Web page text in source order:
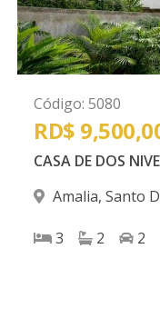
Código: 5080
RD$
CASA DE DOS
Amalia, Santo
3 2 2